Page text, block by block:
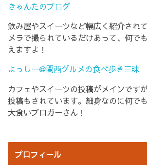
きゃんたのブログ
飲み屋やスイーツなど幅広く紹介され
メラで撮られているだけあって、何で
えますよ！
よっしー@関西グルメの食べ歩き三昧
カフェやスイーツの投稿がメインです
投稿もされています。細身なのに何で
大食いブロガーさん！
プロフィール